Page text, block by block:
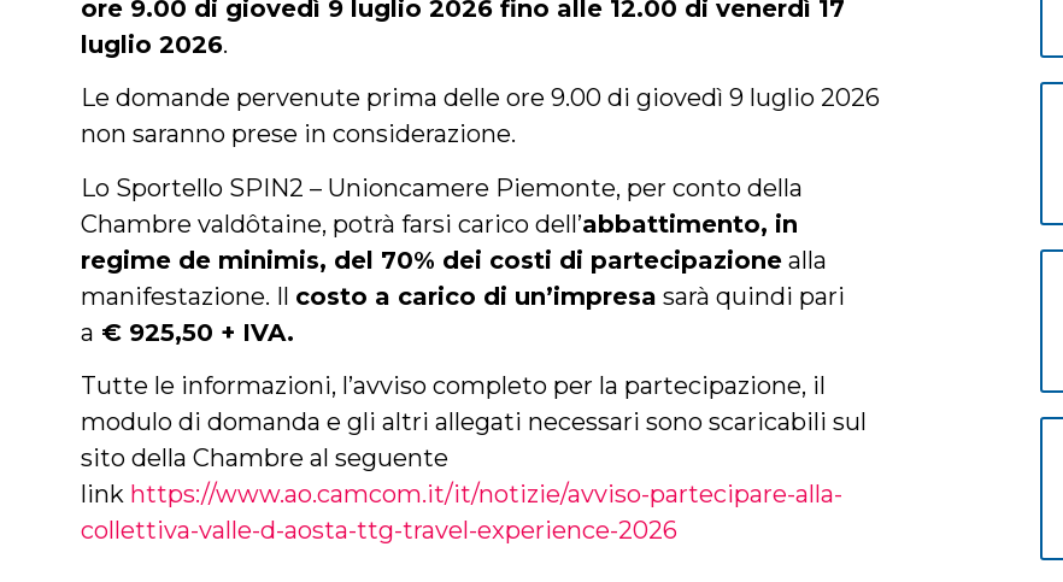
ore 9.00 di giovedì 9 luglio 2026 fino alle 12.00 di venerdì 17
luglio 2026.
Le domande pervenute prima delle ore 9.00 di giovedì 9 luglio 2026
non saranno prese in considerazione.
Lo Sportello SPIN2 – Unioncamere Piemonte, per conto della
Chambre valdôtaine, potrà farsi carico dell’abbattimento, in
regime de minimis, del 70% dei costi di partecipazione alla
manifestazione. Il costo a carico di un’impresa sarà quindi pari
a € 925,50 + IVA.
Tutte le informazioni, l’avviso completo per la partecipazione, il
modulo di domanda e gli altri allegati necessari sono scaricabilisul
sito della Chambre al seguente
link https://www.ao.camcom.it/it/notizie/avviso-partecipare-alla-
collettiva-valle-d-aosta-ttg-travel-experience-2026